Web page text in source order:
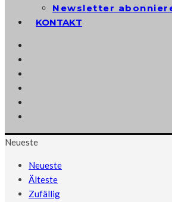
Newsletter
KONTAKT
Neueste
Neueste
Älteste
Zufällig